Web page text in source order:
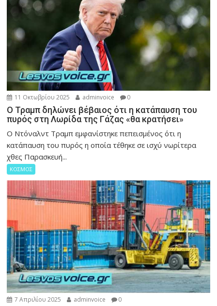
11 Οκτωβρίου 2025 adminvoice 0
Ο Τραμπ δηλώνει βέβαιος ότι η κατάπαυση του
πυρός στη Λωρίδα της Γάζας «θα κρατήσει»
Ο Ντόναλντ Τραμπ εμφανίστηκε πεπεισμένος ότι η
κατάπαυση του πυρός η οποία τέθηκε σε ισχύ νωρίτερα
χθες Παρασκευή...
ΚΟΣΜΟΣ
7 Απριλίου 2025 adminvoice 0